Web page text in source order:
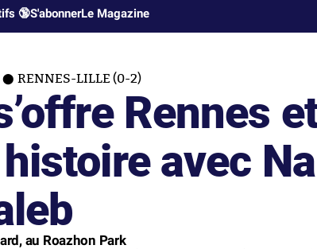
🔞S'abonnerLe Magazine
RENNES-LILLE (0-2)
Rennes
avec
au Roazhon Park